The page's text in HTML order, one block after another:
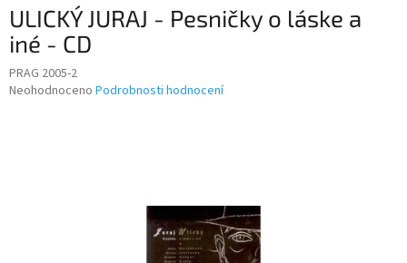
ULICKÝ JURAJ - Pesničky o láske a
iné - CD
PRAG 2005-2
Průměrné
Neohodnoceno Podrobnosti hodnocení